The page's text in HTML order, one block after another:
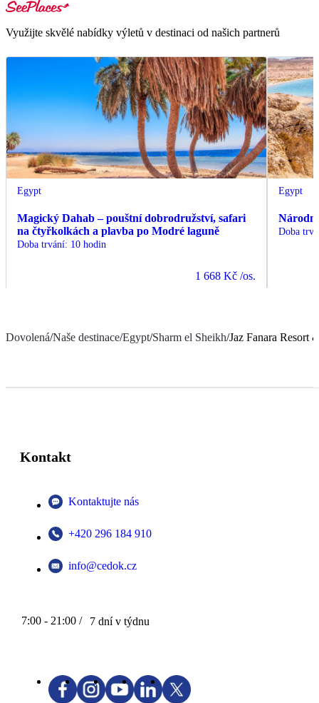
Využijte skvělé nabídky výletů v destinaci od našich partnerů
Egypt
Magický Dahab – pouštní dobrodružství, safari
na čtyřkolkách a plavba po Modré laguně
Doba trvání: 10 hodin
1 668 Kč /os.
Egypt
Doba
Dovolená/Naše destinace/Egypt/Sharm el Sheikh/Jaz Fanara Resort
Kontakt
Kontaktujte nás
+420 296 184 910
info@cedok.cz
7:00 - 21:00 / 7 dní v týdnu